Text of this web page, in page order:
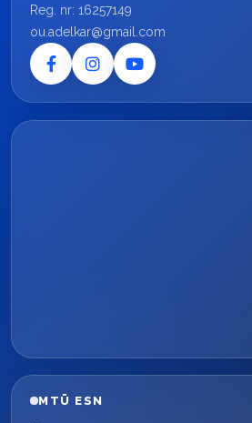
Reg. nr: 16257149
ou.adelkar@gmail.com
MTÜ ESN